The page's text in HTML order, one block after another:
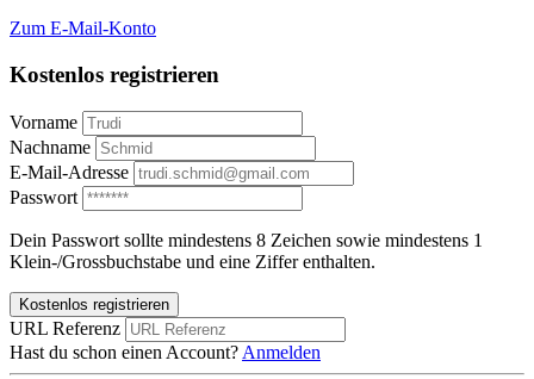
Zum E-Mail-Konto
Kostenlos registrieren
Vorname
Nachname
E-Mail-Adresse
Passwort
Dein Passwort sollte mindestens 8 Zeichen sowie mindestens 1
Klein-/Grossbuchstabe und eine Ziffer enthalten.
Kostenlos registrieren
URL Referenz
Hast du schon einen Account? Anmelden